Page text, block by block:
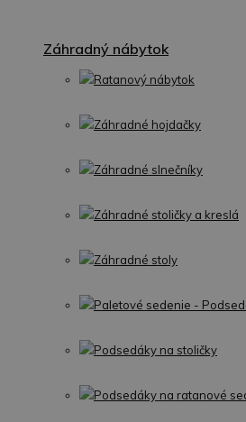
Záhradný nábytok
Ratanový nábytok
Záhradné hojdačky
Záhradné slnečníky
Záhradné stoličky a kreslá
Záhradné stoly
Paletové sedenie -
Podsedáky na stoličky
Podsedáky na ratanové